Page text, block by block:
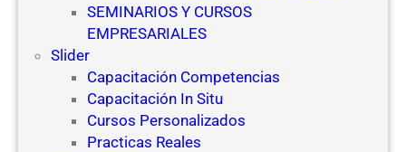
SEMINARIOS Y CURSOS
EMPRESARIALES
Slider
Capacitación Competencias
Capacitación In Situ
Cursos Personalizados
Practicas Reales